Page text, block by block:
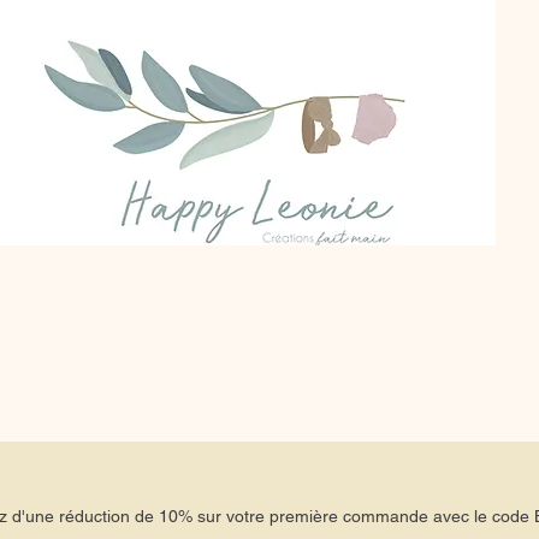
d'une réduction de 10% sur votre première commande avec le code